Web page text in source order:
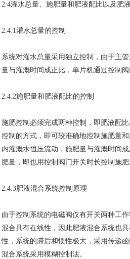
2.4灌水总量、施肥量和肥液配比以及肥
2.4.1灌水总量的控制
系统对灌水总量采用独立控制，由于主
量与灌溉时间成正比，单片机通过控制阀
2.4.2施肥量和肥液配比的控制
施肥控制必须完成两种控制，即肥液配
控制的方式，即可较准确地控制施肥量
内灌溉水恒压流动，施肥量与灌溉时间
肥量，即也用控制阀门开关时长控制施肥
2.4.3肥液混合系统控制原理
由于控制系统的电磁阀仅有开关两种工
混合具有在线性，因此肥液混合系统也
性，系统的滞后和惯性极大，采用传递
混合系统采用模糊控制法。